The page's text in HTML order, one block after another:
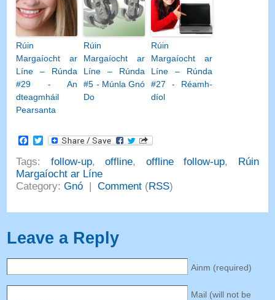
Rúin
Margaíocht ar
Líne – Rúnda
#29 - An
dteagmháil
Pearsanta
Rúin
Margaíocht ar
Líne – Rúnda
#5 - Múnla Gnó
Do
Rúin
Margaíocht ar
Líne – Rúnda
#27 - Réamh-
díol
Facebook
Twitter
Tags: follow-up,offline, offline follow-up,
Rúin
Margaíocht ar Líne
Category:Gnó |Comment (RSS)
Leave a Reply
Ainm (required)
Mail (will not be